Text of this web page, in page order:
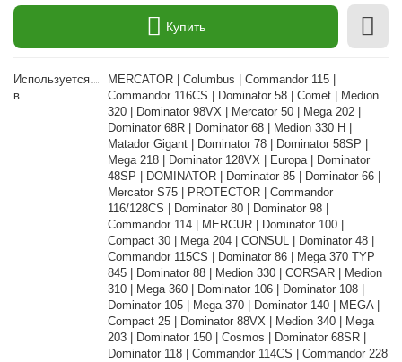
Купить
Используется
в
MERCATOR | Columbus | Commandor 115 |
Commandor 116CS | Dominator 58 | Comet | Medion
320 | Dominator 98VX | Mercator 50 | Mega 202 |
Dominator 68R | Dominator 68 | Medion 330 H |
Matador Gigant | Dominator 78 | Dominator 58SP |
Mega 218 | Dominator 128VX | Europa | Dominator
48SP | DOMINATOR | Dominator 85 | Dominator 66 |
Mercator S75 | PROTECTOR | Commandor
116/128CS | Dominator 80 | Dominator 98 |
Commandor 114 | MERCUR | Dominator 100 |
Compact 30 | Mega 204 | CONSUL | Dominator 48 |
Commandor 115CS | Dominator 86 | Mega 370 TYP
845 | Dominator 88 | Medion 330 | CORSAR | Medion
310 | Mega 360 | Dominator 106 | Dominator 108 |
Dominator 105 | Mega 370 | Dominator 140 | MEGA |
Compact 25 | Dominator 88VX | Medion 340 | Mega
203 | Dominator 150 | Cosmos | Dominator 68SR |
Dominator 118 | Commandor 114CS | Commandor 228